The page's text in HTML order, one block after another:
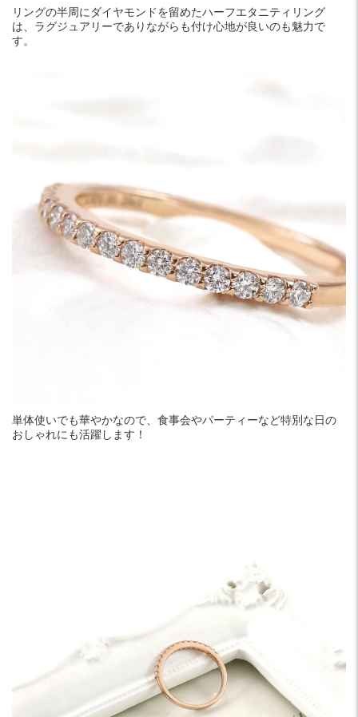
リングの半周にダイヤモンドを留めたハーフエタニティリング
は、ラグジュアリーでありながらも付け心地が良いのも魅力で
す。
単体使いでも華やかなので、食事会やパーティーなど特別な日の
おしゃれにも活躍します！